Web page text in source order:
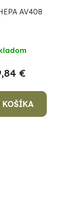
AV408
€
KOŠÍKA